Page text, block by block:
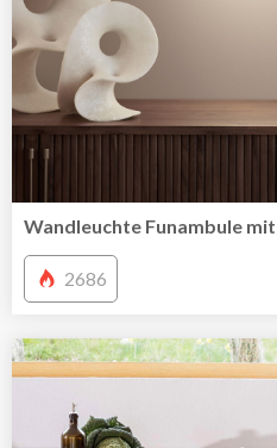
Wandleuchte Funambule
2686